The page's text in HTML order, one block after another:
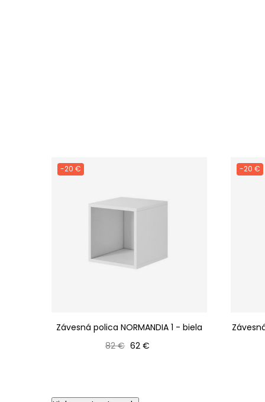
-20 €
Závesná polica NORMANDIA 1 - biela
Bežná cena
82 € Cena
62 €
-20 €